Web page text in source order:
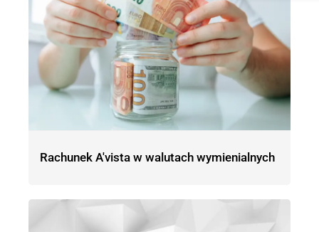
Rachunek A'vista w walutach wymienialnych